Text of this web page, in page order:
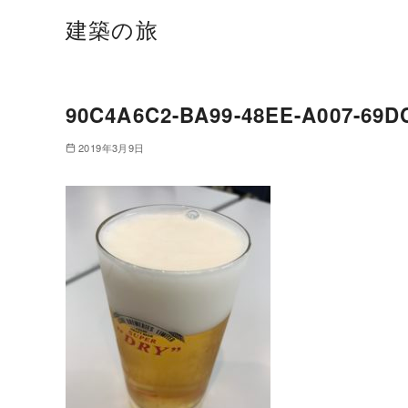
建築の旅
90C4A6C2-BA99-48EE-A007-
2019年3月9日